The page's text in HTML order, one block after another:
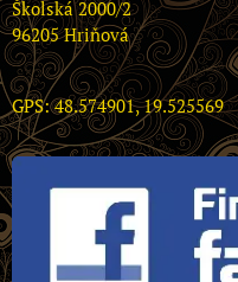
Školská 2000/2
96205 Hriňová
GPS: 48.574901, 19.525569